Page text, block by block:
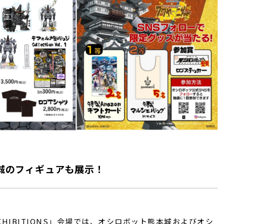
フィギュアも展示！
」会場では、オシロボット熊本城およびオシ